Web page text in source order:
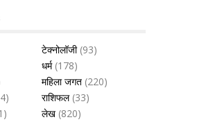
टेक्नोलॉजी(93)
धर्म(178)
महिला जगत (220)
राशिफल(33)
लेख (820)